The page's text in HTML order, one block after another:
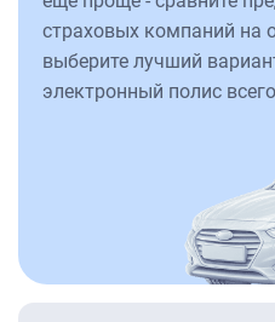
страховых компаний на
выберите лучший
электронный полис